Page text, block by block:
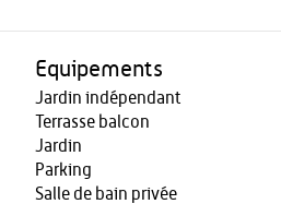
Equipements
Jardin indépendant
Terrasse balcon
Jardin
Parking
Salle de bain privée